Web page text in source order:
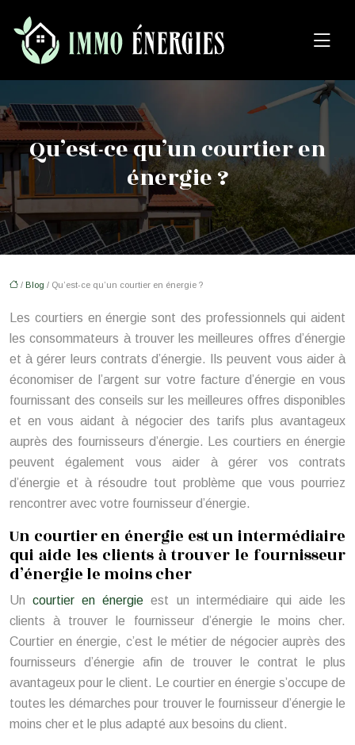
Qu’est-ce qu’un courtier en
énergie ?
/ Blog / Qu’est-ce qu’un courtier en énergie ?
Les courtiers en énergie sont des professionnels qui aident
les consommateurs à trouver les meilleures offres d’énergie
et à gérer leurs contrats d’énergie. Ils peuvent vous aider à
économiser de l’argent sur votre facture d’énergie en vous
fournissant des conseils sur les meilleures offres disponibles
et en vous aidant à négocier des tarifs plus avantageux
auprès des fournisseurs d’énergie. Les courtiers en énergie
peuvent également vous aider à gérer vos contrats
d’énergie et à résoudre tout problème que vous pourriez
rencontrer avec votre fournisseur d’énergie.
Un courtier en énergie est un intermédiaire
qui aide les clients à trouver le fournisseur
d’énergie le moins cher
Uncourtier en énergie est un intermédiaire qui aide les
clients à trouver le fournisseur d’énergie le moins cher.
Courtier en énergie, c’est le métier de négocier auprès des
fournisseurs d’énergie afin de trouver le contrat le plus
avantageux pour le client. Le courtier en énergie s’occupe de
toutes les démarches pour trouver le fournisseur d’énergie le
moins cher et le plus adapté aux besoins du client.